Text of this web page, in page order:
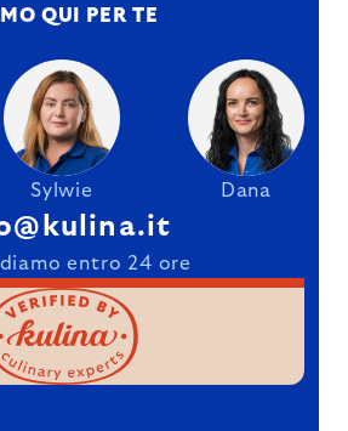
QUI PER TE
Sylwie Dana
entro 24 ore